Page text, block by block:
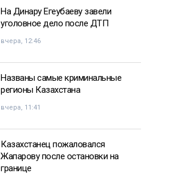
На Динару Егеубаеву завели
уголовное дело после ДТП
вчера, 12:46
Названы самые криминальные
регионы Казахстана
вчера, 11:41
Казахстанец пожаловался
Жапарову после остановки на
границе